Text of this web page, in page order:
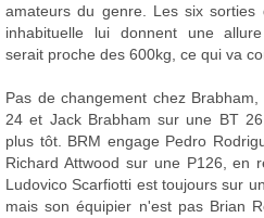
amateurs du genre. Les six sorties
inhabituelle lui donnent une
serait proche des 600kg, ce qui va
Pas de changement chez
24 et Jack Brabham sur une BT
plus tôt. BRM engage Pedro
Richard Attwood sur une P126, en
Ludovico Scarfiotti est toujours sur
mais son équipier n'est pas Brian